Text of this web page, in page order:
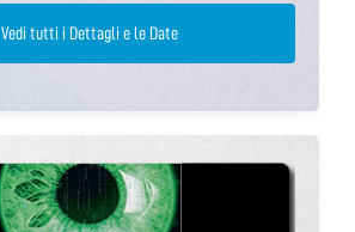
Vedi tutti i Dettagli e le Date